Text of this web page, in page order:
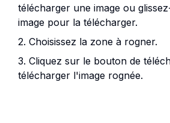
télécharger une image ou
image pour la télécharger.
2. Choisissez la zone à rogner.
3. Cliquez sur le bouton de
télécharger l'image rognée.